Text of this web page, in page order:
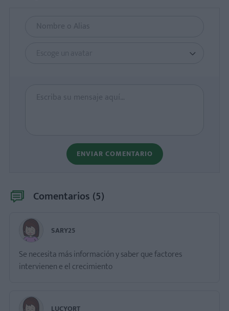
Escoge un avatar
ENVIAR COMENTARIO
Comentarios (5)
SARY25
Se necesita más información y saber que factores
intervienen e el crecimiento